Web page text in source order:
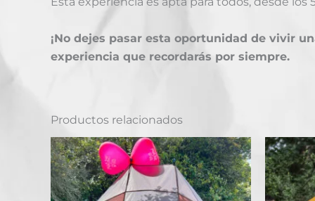
¡No dejes pasar esta oportunidad de vivir
experiencia que recordarás por siempre.
Productos relacionados